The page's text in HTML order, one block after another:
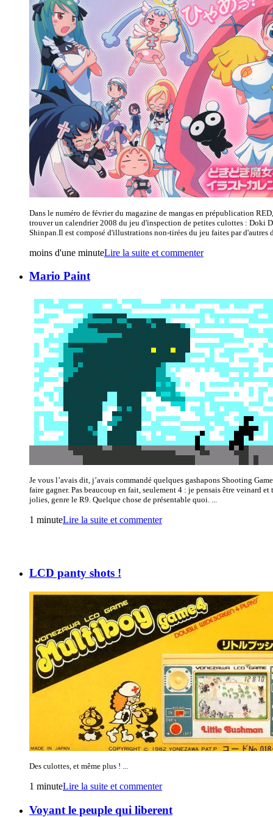
Dans le numéro de février du magazine de mangas en prépublication
trouver un calendrier 2008 du jeu d'inspection de petites culottes : Doki
Shinpan.Il est composé d'illustrations non-tirées du jeu faites par d'autres
moins d'une minuteLire la suite et commenter
Mario Paint
Je vous l’avais dit, j’avais commandé quelques gashapons Shooting
faire gagner. Pas beaucoup en fait, seulement 4 : je pensais être veinard et
jolies, genre le R9. Quelque chose de présentable quoi. ...
1 minuteLire la suite et commenter
LCD panty shots !
Des culottes, et même plus ! ...
1 minuteLire la suite et commenter
Voyant le peuple qui liberent